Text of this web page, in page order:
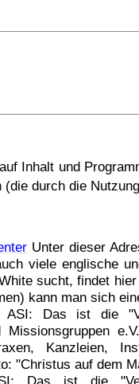
Inhalt und
(die durch die
Unter dieser
viele englische
sucht, findet
kann man sich
ASI: Das ist die
Missionsgruppen
Kanzleien,
"Christus auf dem
Das ist die